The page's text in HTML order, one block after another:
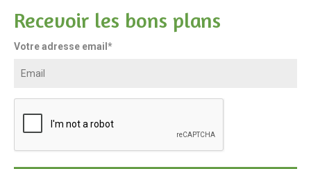
Recevoir les bons plans
Votre adresse email*